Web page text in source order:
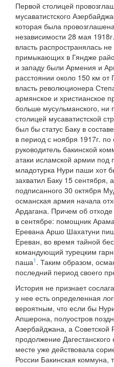
Первой столицей
мусаватистского
которая была
независимости 28 мая
власть распространялась
примыкающих в Гяндже
и западу были Армения и
расстоянии около 150 км от
власть революционера
армянское и христианское
больше мусульманского, ни
столицей мусаватистской
был бы статус Баку в
в период с ноября 1917г. по
руководитель бакинской
атаки исламской армии под
младотурка Нури паши хот
захватил Баку 15 сентября,
подписанного 30 октября
османская армия начала
Ардагана. Причем об
в сентябре: помощник
Еревана Аршо Шахатуни
Ереван, во время тайной
командующий турецким
паша1 . Таким образом,
последний период своего
История не признает
у нее есть определенная
вероятным, что если бы
Апшерона, полуостров
Азербайджана, а Советской
продолжение Дагестанского
месте уже действовала
России Бакинская коммуна,